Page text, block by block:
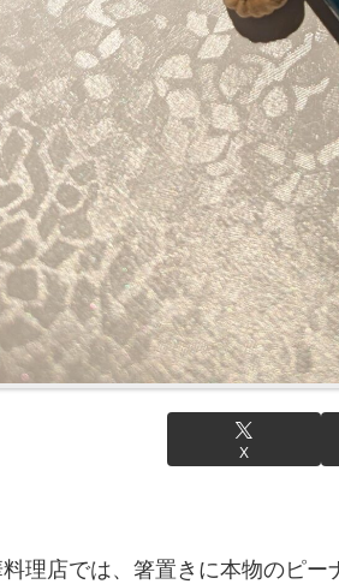
X
理店では、箸置きに本物のピー